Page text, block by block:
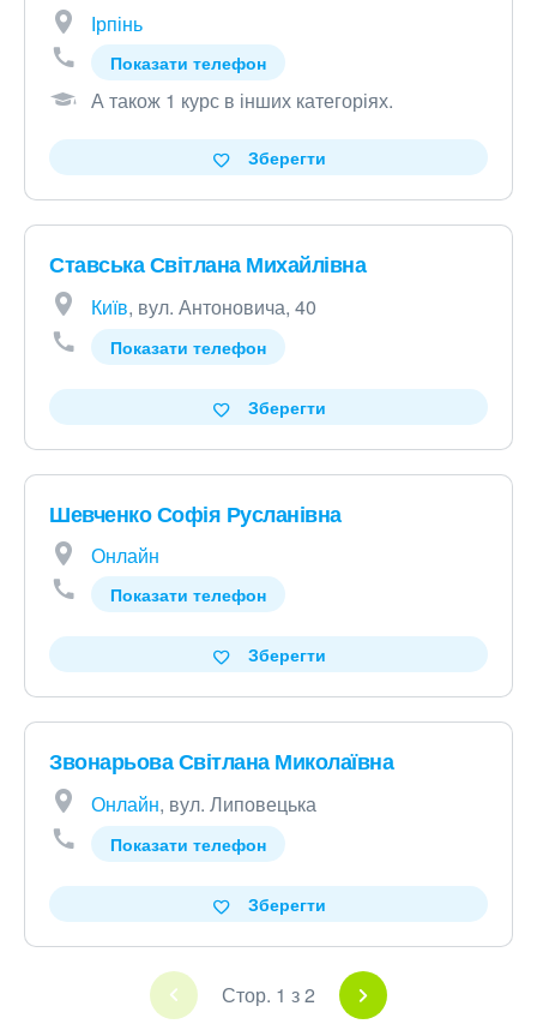
Ірпінь
Показати телефон
А також 1 курс в інших категоріях.
Зберегти
Ставська Світлана Михайлівна
Київ, вул. Антоновича, 40
Показати телефон
Зберегти
Шевченко Софія Русланівна
Онлайн
Показати телефон
Зберегти
Звонарьова Світлана Миколаївна
Онлайн, вул. Липовецька
Показати телефон
Зберегти
Стор. 1 з 2